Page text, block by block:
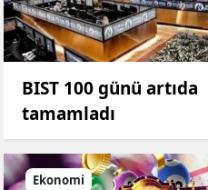
BIST 100 günü artıda
tamamladı
Ekonomi